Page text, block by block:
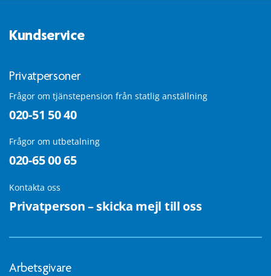
Kundservice
Privatpersoner
Frågor om tjänstepension från statlig anställning
020-51 50 40
Frågor om utbetalning
020-65 00 65
Kontakta oss
Privatperson – skicka mejl till oss
Arbetsgivare